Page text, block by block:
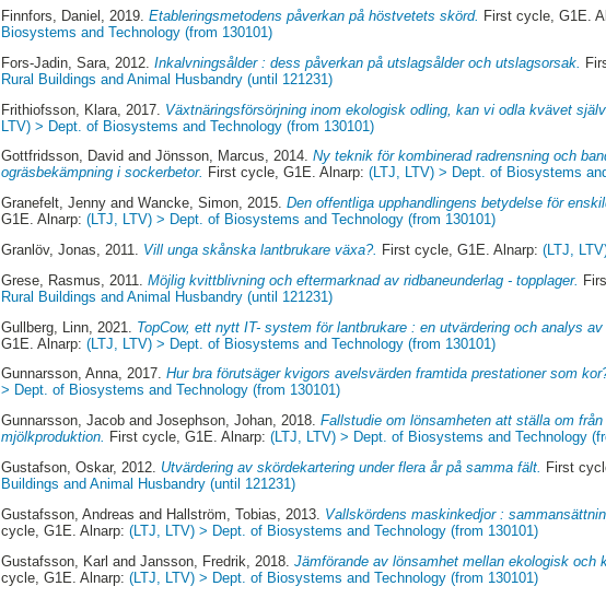
Finnfors, Daniel , 2019.Etableringsmetodens påverkan på höstvetets skörd. First cycle, G1E.
Biosystems and Technology (from 130101)
Fors-Jadin, Sara , 2012.Inkalvningsålder : dess påverkan på utslagsålder och utslagsorsak.
Rural Buildings and Animal Husbandry (until 121231)
Frithiofsson, Klara , 2017. Växtnäringsförsörjning inom ekologisk odling, kan vi odla kvävet
LTV) > Dept. of Biosystems and Technology (from 130101)
Gottfridsson, David andJönsson, Marcus, 2014.Ny teknik för kombinerad radrensning och
ogräsbekämpning i sockerbetor. First cycle, G1E. Alnarp:(LTJ, LTV) > Dept. of Biosystems
Granefelt, Jenny andWancke, Simon, 2015.Den offentliga upphandlingens betydelse för
G1E. Alnarp:(LTJ, LTV) > Dept. of Biosystems and Technology (from 130101)
Granlöv, Jonas, 2011. Vill unga skånska lantbrukare växa?. First cycle, G1E. Alnarp:(LTJ,
Grese, Rasmus , 2011.Möjlig kvittblivning och eftermarknad av ridbaneunderlag - topplager.
Rural Buildings and Animal Husbandry (until 121231)
Gullberg, Linn , 2021. TopCow, ett nytt IT- system för lantbrukare : en utvärdering och analys
G1E. Alnarp:(LTJ, LTV) > Dept. of Biosystems and Technology (from 130101)
Gunnarsson, Anna, 2017.Hur bra förutsäger kvigors avelsvärden framtida prestationer som
> Dept. of Biosystems and Technology (from 130101)
Gunnarsson, Jacob andJosephson, Johan, 2018.Fallstudie om lönsamheten att ställa om
mjölkproduktion. First cycle, G1E. Alnarp:(LTJ, LTV) > Dept. of Biosystems and Technology
Gustafson, Oskar, 2012. Utvärdering av skördekartering under flera år på samma fält. First
Buildings and Animal Husbandry (until 121231)
Gustafsson, Andreas and Hallström, Tobias , 2013. Vallskördens maskinkedjor :
cycle, G1E. Alnarp:(LTJ, LTV) > Dept. of Biosystems and Technology (from 130101)
Gustafsson, Karl andJansson, Fredrik , 2018.Jämförande av lönsamhet mellan ekologisk och
cycle, G1E. Alnarp:(LTJ, LTV) > Dept. of Biosystems and Technology (from 130101)